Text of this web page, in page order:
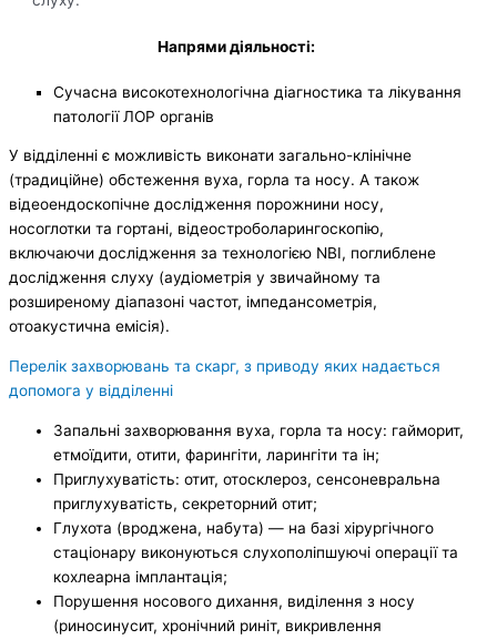
Напрями діяльності:
Сучасна високотехнологічна діагностика та лікування
патології ЛОР органів
У відділенні є можливість виконати загально-клінічне
(традиційне) обстеження вуха, горла та носу. А також
відеоендоскопічне дослідження порожнини носу,
носоглотки та гортані, відеостроболарингоскопію,
включаючи дослідження за технологією NBI, поглиблене
дослідження слуху (аудіометрія у звичайному та
розширеному діапазоні частот, імпедансометрія,
отоакустична емісія).
Перелік захворювань та скарг, з приводу яких надається
допомога у відділенні
Запальні захворювання вуха, горла та носу: гайморит,
етмоїдити, отити, фарингіти, ларингіти та ін;
Приглухуватість: отит, отосклероз, сенсоневральна
приглухуватість, секреторний отит;
Глухота (вроджена, набута) — на базі хірургічного
стаціонару виконуються слухополіпшуючі операції та
кохлеарна імплантація;
Порушення носового дихання, виділення з носу
(риносинусит, хронічний риніт, викривлення